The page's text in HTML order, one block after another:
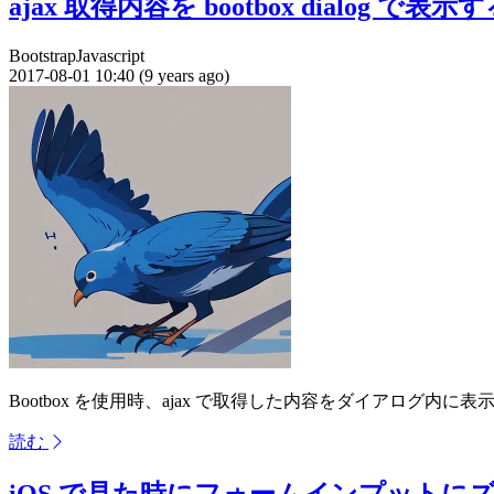
ajax 取得内容を bootbox dialog で表示す
BootstrapJavascript
2017-08-01 10:40 (9 years ago)
Bootbox を使用時、ajax で取得した内容をダイアログ内に表
読む